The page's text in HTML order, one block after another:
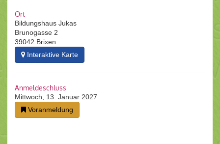
Ort
Bildungshaus Jukas
Brunogasse 2
39042 Brixen
Interaktive Karte
Anmeldeschluss
Mittwoch, 13. Januar 2027
Voranmeldung